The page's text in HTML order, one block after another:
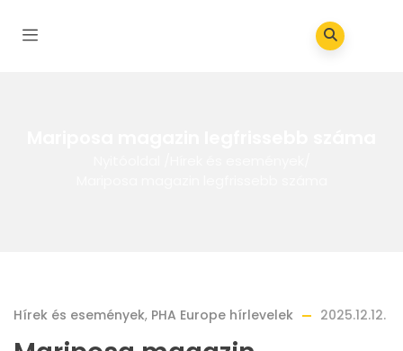
Hírek és események, PHA Europe hírlevelek 2025.12.12.